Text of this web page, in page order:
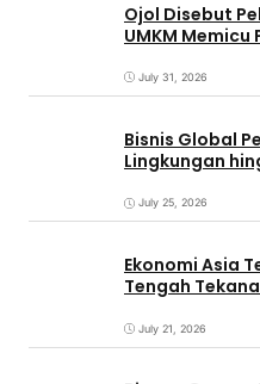
Ojol Disebut
UMKM
July 31, 2026
Bisnis Global
Lingkungan
July 25, 2026
Ekonomi Asia
Tengah
July 21, 2026